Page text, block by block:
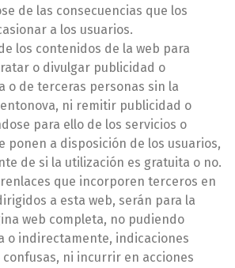
de las consecuencias que los
a los usuarios.
los contenidos de la web para
o divulgar publicidad o
o de terceras personas sin la
ni remitir publicidad o
para ello de los servicios o
ponen a disposición de los usuarios,
de si la utilización es gratuita o no.
que incorporen terceros en
a esta web, serán para la
web completa, no pudiendo
o indirectamente, indicaciones
ni incurrir en acciones